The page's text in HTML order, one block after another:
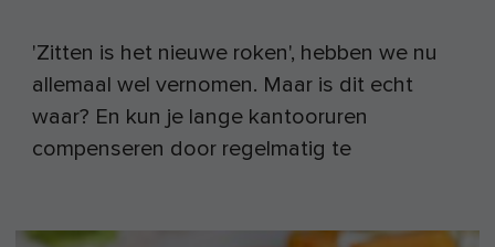
'Zitten is het nieuwe roken', hebben we nu
allemaal wel vernomen. Maar is dit echt
waar? En kun je lange kantooruren
compenseren door regelmatig te